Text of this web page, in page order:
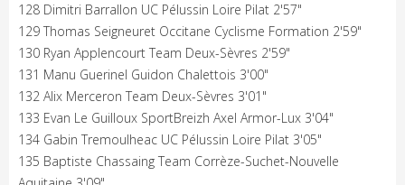
128 Dimitri Barrallon UC Pélussin Loire Pilat 2'57"
129 Thomas Seigneuret Occitane Cyclisme Formation 2'59"
130 Ryan Applencourt Team Deux-Sèvres 2'59"
131 Manu Guerinel Guidon Chalettois 3'00"
132 Alix Merceron Team Deux-Sèvres 3'01"
133 Evan Le Guilloux SportBreizh Axel Armor-Lux 3'04"
134 Gabin Tremoulheac UC Pélussin Loire Pilat 3'05"
135 Baptiste Chassaing Team Corrèze-Suchet-Nouvelle